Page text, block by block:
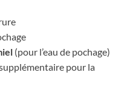
(pour l’eau de pochage)
pour la